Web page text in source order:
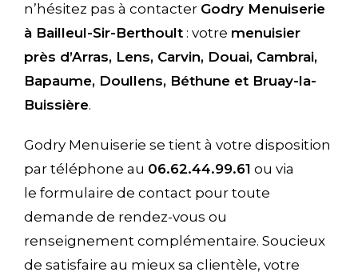
n’hésitez pas à contacter Godry Menuiserie
à Bailleul-Sir-Berthoult : votre menuisier
près d’Arras, Lens, Carvin, Douai, Cambrai,
Bapaume, Doullens, Béthune et Bruay-la-
Buissière.
Godry Menuiserie se tient à votre disposition
par téléphone au 06.62.44.99.61 ou via
le formulaire de contact pour toute
demande de rendez-vous ou
renseignement complémentaire. Soucieux
de satisfaire au mieux sa clientèle, votre